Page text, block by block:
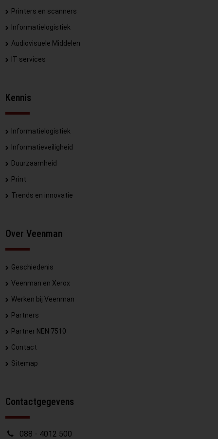
Printers en scanners
Informatielogistiek
Audiovisuele Middelen
IT services
Kennis
Informatielogistiek
Informatieveiligheid
Duurzaamheid
Print
Trends en innovatie
Over Veenman
Geschiedenis
Veenman en Xerox
Werken bij Veenman
Partners
Partner NEN 7510
Contact
Sitemap
Contactgegevens
088 - 4012 500